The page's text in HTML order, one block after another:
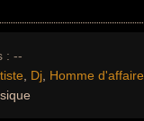
: --
Dj Homme d'affaire